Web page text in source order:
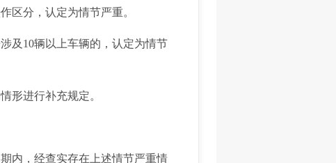
分，认定为情节严重。
及10辆以上车辆的，认定为情节
形进行补充规定。
内，经查实存在上述情节严重情